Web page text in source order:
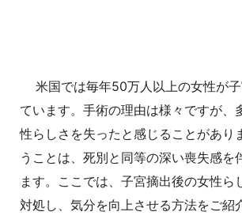
米国では毎年50万人以上の女性が
ています。手術の理由は様々ですが、
性らしさを失ったと感じることがあり
うことは、死別と同等の深い喪失感を
ます。ここでは、子宮摘出後の女性ら
対処し、気分を向上させる方法をご紹